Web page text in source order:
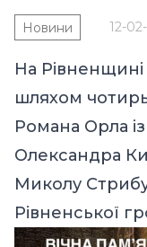
12-
Новини
На
шляхом
Романа Орла
Олександра
Миколу
Рівненської